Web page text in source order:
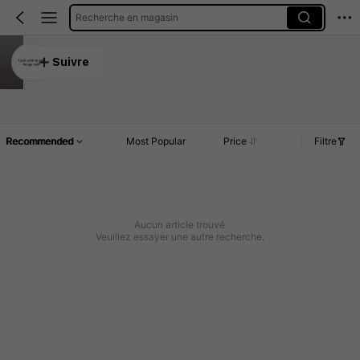
Recherche en magasin
Suivre
Recommended Most Popular Price Filtre
Aucun article trouvé
Veuillez essayer une autre recherche.